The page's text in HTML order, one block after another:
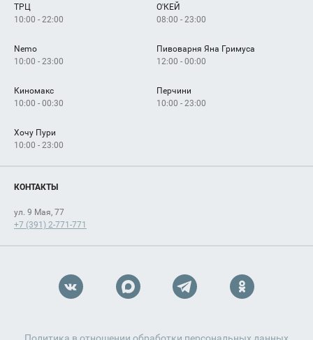
Как добраться
ТРЦ
10:00 - 22:00
О'КЕЙ
08:00 - 23:00
Nemo
10:00 - 23:00
Пивоварня Яна Гримуса
12:00 - 00:00
Киномакс
10:00 - 00:30
Перчини
10:00 - 23:00
Хочу Пури
10:00 - 23:00
КОНТАКТЫ
ул. 9 Мая, 77
+7 (391) 2-771-771
Политика в отношении обработки персональных данных